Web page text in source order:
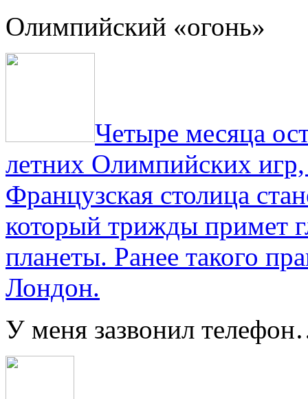
Олимпийский «огонь»
Четыре месяца
летних Олимпийских
Французская столица
который трижды примет
планеты. Ранее такого
Лондон.
У меня зазвонил